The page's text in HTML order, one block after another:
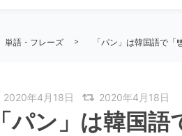
単語・フレーズ 「パン」は韓国語で「
2020年4月18日 2020年4月18日
「パン」は韓国